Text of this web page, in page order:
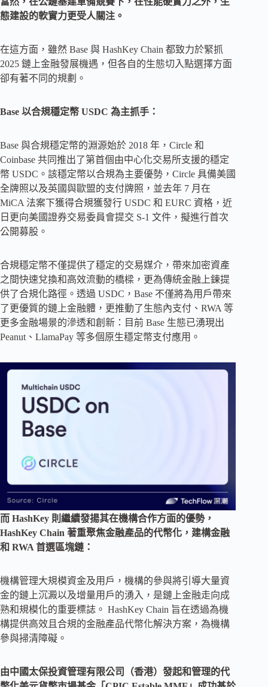
態建設的軟實力更受人關注。
在這方面，雖然 Base 與 HashKey Chain 都致力於緊抓
2025 鏈上金融發展機遇，但各自的生態切入點選擇方面
卻有著不同的規劃。
Base 以合規穩定幣 USDC 為主抓手：
Base 與合規穩定幣的淵源始於 2018 年，Circle 和
Coinbase 共同推出了第首個由中心化交易所支援的穩定
幣 USDC。該穩定幣以合規為主要優勢，Circle 具備美國
全牌照以及英國與歐盟的支付牌照，並去年 7 月在
MiCA 法案下獲得合規獲發行 USDC 和 EURC 資格，近
日更向美國證券交易委員會提交 S-1 文件，擬進行首次
公開募股。
合規穩定幣不僅提供了穩定的交易媒介，帶來加密資產
之間快速兌換和高效流動的橋樑，更為傳統金融上鍊提
供了合規化路徑。透過 USDC，Base 不僅將為用戶帶來
了更優質的鏈上金融體，更推動了生態內支付、RWA 等
更多金融場景的滲透和創新：目前 Base 生態已湧現出
Peanut、LlamaPay 等多個原生穩定幣支付應用。
而 HashKey 則繼續發揚其在機構合作方面的優勢，
HashKey Chain 著重聚焦金融產品的代幣化，建構金融
和 RWA 首選區塊鏈：
機構管理大規模資金及用戶，機構的參與將引導大量資
金的鏈上沉澱以及增量用戶的湧入，是鏈上金融走向成
熟和規模化的重要標誌。 HashKey Chain 旨在透過為機
構提供高效且合規的金融產品代幣化解決方案，為機構
參與掃清障礙。
由中國太保投資管理有限公司（香港）發起和管理的代